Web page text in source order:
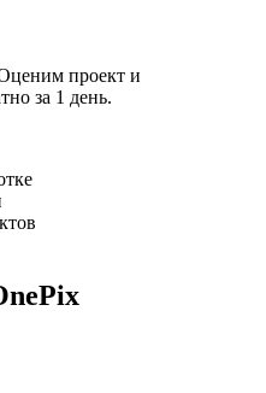
проект и
за 1 день.